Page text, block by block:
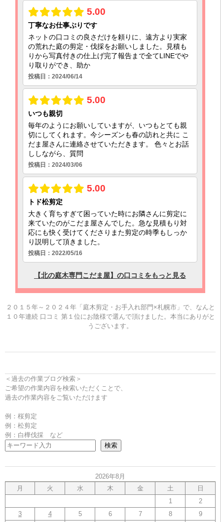
２０１５年～２０２４年「庭木剪定・お手入れ部門×札幌市」で、なんと
１０年連続 口コミ 第１位にお陰様で選んで頂けました。本当にありがと
うございます。
＜過去の作業ブログ検索＞
ご希望の作業内容を検索いただくことで、
過去の作業内容をご覧いただけます
例：桜剪定
例：松剪定
例：白樺伐採 など
検索
2026年8月
月
火 水 木 金 土
日
1
2
3
4 5 6 7 8
9